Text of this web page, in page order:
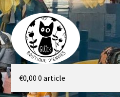
Aller
à
la
navigation
Aller
au
contenu
Galerie
€0,00 0 article